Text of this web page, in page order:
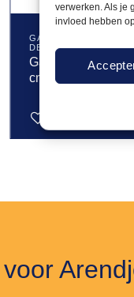
verwerken. Als je
invloed hebben
GASTRONORMBAKKEN
DEKSELS
Gastronormbak 1/2
cm diep